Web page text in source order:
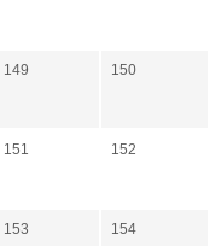
149 150
151 152
153 154